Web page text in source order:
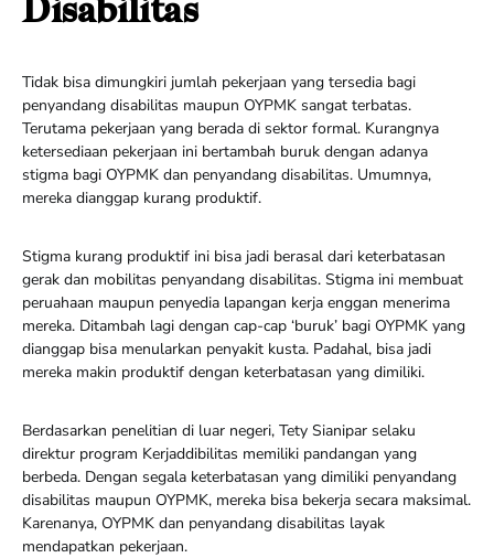
Disabilitas
Tidak bisa dimungkiri jumlah pekerjaan yang tersedia bagi
penyandang disabilitas maupun OYPMK sangat terbatas.
Terutama pekerjaan yang berada di sektor formal. Kurangnya
ketersediaan pekerjaan ini bertambah buruk dengan adanya
stigma bagi OYPMK dan penyandang disabilitas. Umumnya,
mereka dianggap kurang produktif.
Stigma kurang produktif ini bisa jadi berasal dari keterbatasan
gerak dan mobilitas penyandang disabilitas. Stigma ini membuat
peruahaan maupun penyedia lapangan kerja enggan menerima
mereka. Ditambah lagi dengan cap-cap ‘buruk’ bagi OYPMK yang
dianggap bisa menularkan penyakit kusta. Padahal, bisa jadi
mereka makin produktif dengan keterbatasan yang dimiliki.
Berdasarkan penelitian di luar negeri, Tety Sianipar selaku
direktur program Kerjaddibilitas memiliki pandangan yang
berbeda. Dengan segala keterbatasan yang dimiliki penyandang
disabilitas maupun OYPMK, mereka bisa bekerja secara maksimal.
Karenanya, OYPMK dan penyandang disabilitas layak
mendapatkan pekerjaan.